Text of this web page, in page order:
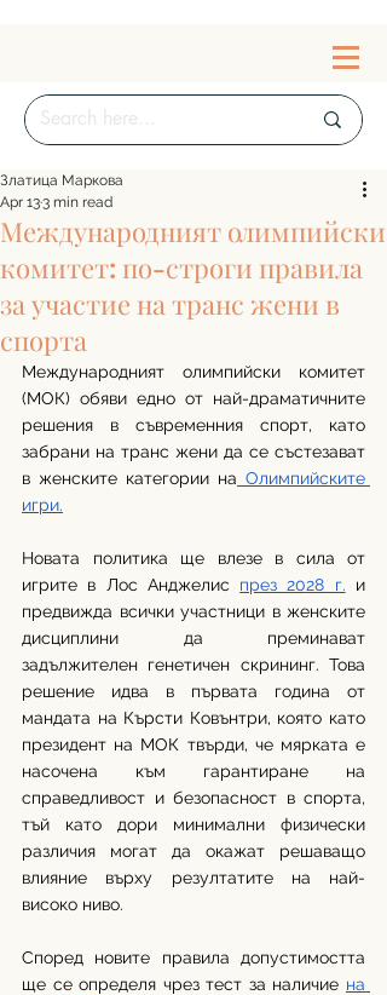
Международният олимпийски
комитет: по-строги правила
за участие на транс жени в
спорта
Златица Маркова
Apr 133 min read
Международният олимпийски комитет
(МОК) обяви едно от най-драматичните
решения в съвременния спорт, като
забрани на транс жени да се състезават
в женските категории на Олимпийските
игри.
Новата политика ще влезе в сила от
игрите в Лос Анджелис през 2028 г. и
предвижда всички участници в женските
дисциплини да преминават
задължителен генетичен скрининг. Това
решение идва в първата година от
мандата на Кърсти Ковънтри, която като
президент на МОК твърди, че мярката е
насочена към гарантиране на
справедливост и безопасност в спорта,
тъй като дори минимални физически
различия могат да окажат решаващо
влияние върху резултатите на най-
високо ниво.
Според новите правила допустимостта
ще се определя чрез тест за наличие на